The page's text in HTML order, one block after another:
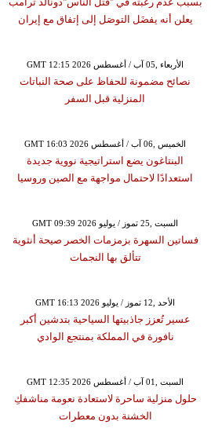
يعلن أنه يفضَل التوصَل إلى إتفاق مع إيران
GMT 12:15 2026 الأربعاء ,05 آب / أغسطس
نصائح مضمونة للحفاظ على صحة النباتات
المنزلية قبل السفر
GMT 16:03 2026 الخميس ,06 آب / أغسطس
البنتاغون يضع استراتيجية نووية جديدة
استعدادًا لاحتمال مواجهة مع الصين وروسيا
GMT 09:39 2026 السبت ,25 تموز / يوليو
فساتين السهرة بزمزمات الخصر صيحة أنثوية
تتألق بها النجمات
GMT 16:13 2026 الأحد ,12 تموز / يوليو
عسير تُعزز جاذبيتها السياحية بتدشين أكبر
نافورة في المملكة بمنتجع الوادي
GMT 12:35 2026 السبت ,01 آب / أغسطس
حلول منزلية ساحرة لاستعادة نعومة مناشفكِ
الخشنة بدون معطرات